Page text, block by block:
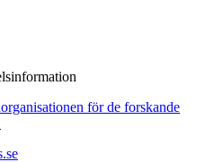
för de forskande